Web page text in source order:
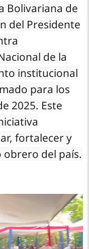
Bolivariana de
del Presidente
de la
institucional
para los
2025. Este
fortalecer y
del país.